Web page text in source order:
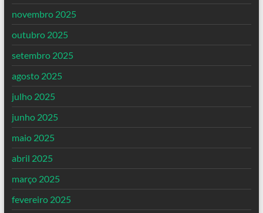
novembro 2025
outubro 2025
setembro 2025
agosto 2025
julho 2025
junho 2025
maio 2025
abril 2025
março 2025
fevereiro 2025